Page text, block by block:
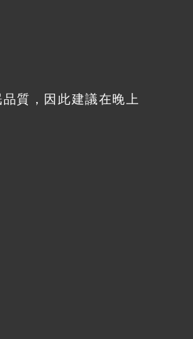
質，因此建議在晚上